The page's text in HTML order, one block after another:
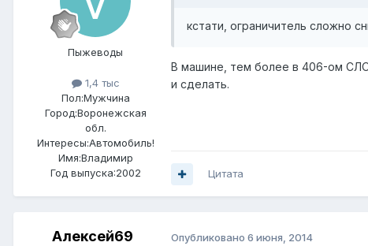
Пыжеводы
1,4 тыс
Пол:Мужчина
Город:Воронежская
обл.
Интересы:Автомобиль!
Имя:Владимир
Год выпуска:2002
кстати, ограничитель сложно
В машине, тем более в 406-ом
и сделать.
Цитата
Алексей69 Опубликовано 6 июня, 2014